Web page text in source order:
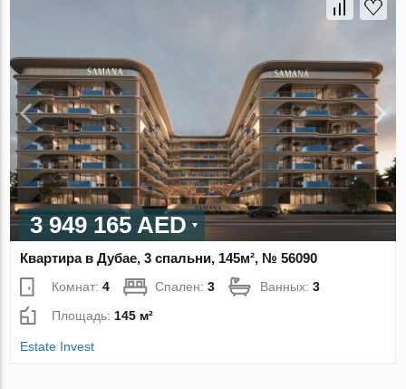
3 949 165 AED
Квартира в Дубае, 3 спальни, 145м², № 56090
Комнат:4 Спален:3 Ванных:3
Площадь: 145 м²
Estate Invest